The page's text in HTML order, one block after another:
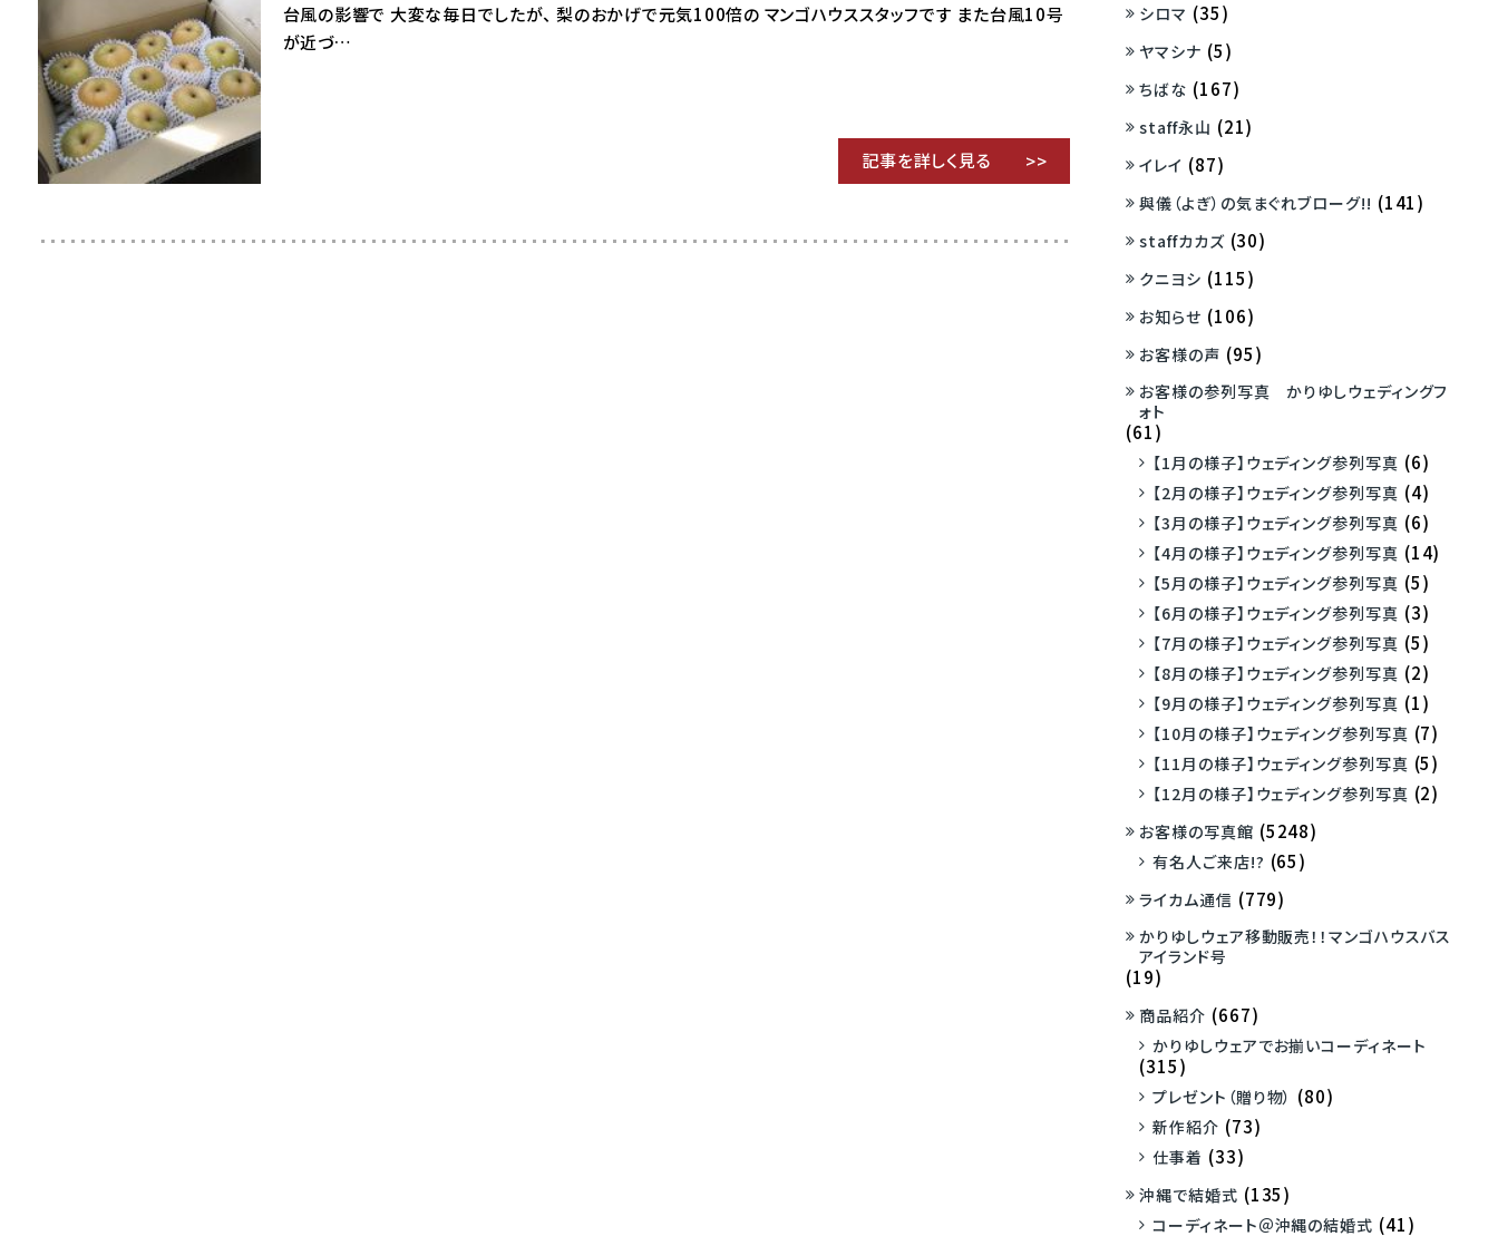
台風の影響で 大変な毎日でしたが、 梨のおかげで元気100倍の マンゴハウススタッフです また台風10号
が近づ…
記事を詳しく見る
シロマ (35)
ヤマシナ (5)
ちばな (167)
staff永山 (21)
イレイ (87)
與儀（よぎ）の気まぐれブローグ!! (141)
staffカカズ (30)
クニヨシ (115)
お知らせ (106)
お客様の声 (95)
お客様の参列写真 かりゆしウェディングフ
ォト
(61)
【1月の様子】ウェディング参列写真 (6)
【2月の様子】ウェディング参列写真 (4)
【3月の様子】ウェディング参列写真 (6)
【4月の様子】ウェディング参列写真 (14)
【5月の様子】ウェディング参列写真 (5)
【6月の様子】ウェディング参列写真 (3)
【7月の様子】ウェディング参列写真 (5)
【8月の様子】ウェディング参列写真 (2)
【9月の様子】ウェディング参列写真 (1)
【10月の様子】ウェディング参列写真 (7)
【11月の様子】ウェディング参列写真 (5)
【12月の様子】ウェディング参列写真 (2)
お客様の写真館 (5248)
有名人ご来店!? (65)
ライカム通信 (779)
かりゆしウェア移動販売！！マンゴハウスバス
アイランド号
(19)
商品紹介 (667)
かりゆしウェアでお揃いコーディネート
(315)
プレゼント（贈り物） (80)
新作紹介 (73)
仕事着 (33)
沖縄で結婚式 (135)
コーディネート＠沖縄の結婚式 (41)